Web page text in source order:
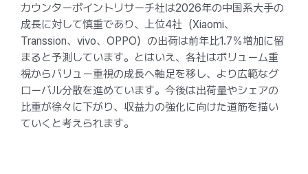
カウンターポイントリサーチ社は2026年の中国系大手の
成長に対して慎重であり、上位4社（Xiaomi、
Transsion、vivo、OPPO）の出荷は前年比1.7％増加に留
まると予測しています。とはいえ、各社はボリューム重
視からバリュー重視の成長へ軸足を移し、より広範なグ
ローバル分散を進めています。今後は出荷量やシェアの
比重が徐々に下がり、収益力の強化に向けた道筋を描い
ていくと考えられます。